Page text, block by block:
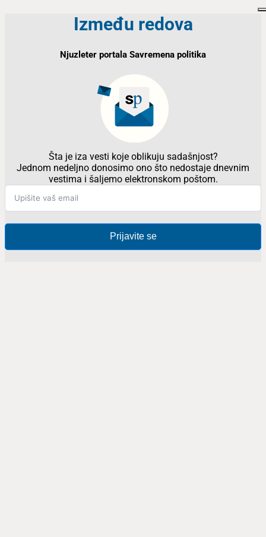
Između redova
Njuzleter portala Savremena politika
Šta je iza vesti koje oblikuju sadašnjost?
Jednom nedeljno donosimo ono što nedostaje dnevnim
vestima i šaljemo elektronskom poštom.
Prijavite se